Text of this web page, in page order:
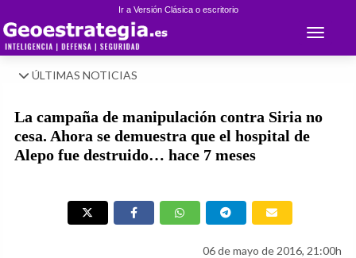
Ir a Versión Clásica o escritorio
Toggle
ÚLTIMAS NOTICIAS
La campaña de manipulación contra Siria no
cesa. Ahora se demuestra que el hospital de
Alepo fue destruido… hace 7 meses
06 de mayo de 2016, 21:00h